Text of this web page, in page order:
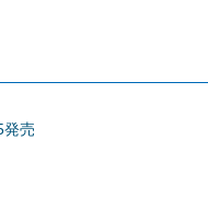
発売